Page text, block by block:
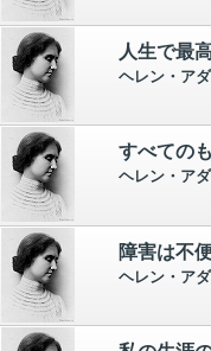
ヘレン・ア
すべての
ヘレン・ア
障害は不
ヘレン・ア